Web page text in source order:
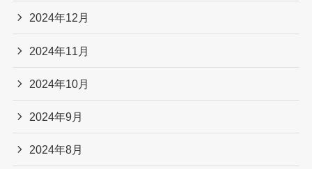
2024年12月
2024年11月
2024年10月
2024年9月
2024年8月